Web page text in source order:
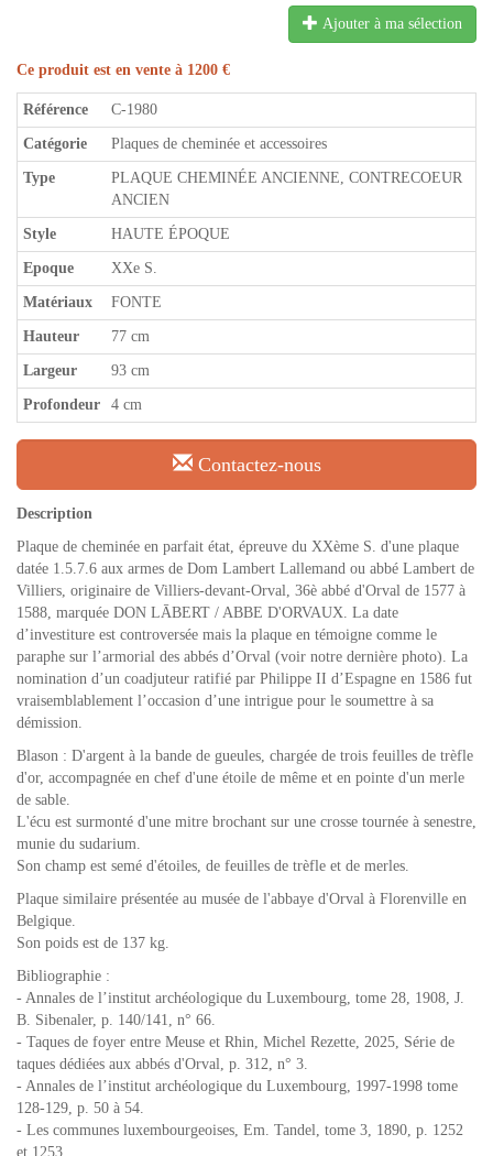
Ajouter à ma sélection
Ce produit est en vente à 1200 €
Référence C-1980
Catégorie Plaques de cheminée et accessoires
Type
PLAQUE CHEMINÉE ANCIENNE, CONTRECOEUR
ANCIEN
Style HAUTE ÉPOQUE
Epoque XXe S.
Matériaux FONTE
Hauteur 77 cm
Largeur 93 cm
Profondeur 4 cm
Contactez-nous
Description
Plaque de cheminée en parfait état, épreuve du XXème S. d'une plaque
datée 1.5.7.6 aux armes de Dom Lambert Lallemand ou abbé Lambert de
Villiers, originaire de Villiers-devant-Orval, 36è abbé d'Orval de 1577 à
1588, marquée DON LĀBERT / ABBE D'ORVAUX. La date
d’investiture est controversée mais la plaque en témoigne comme le
paraphe sur l’armorial des abbés d’Orval (voir notre dernière photo). La
nomination d’un coadjuteur ratifié par Philippe II d’Espagne en 1586 fut
vraisemblablement l’occasion d’une intrigue pour le soumettre à sa
démission.
Blason : D'argent à la bande de gueules, chargée de trois feuilles de trèfle
d'or, accompagnée en chef d'une étoile de même et en pointe d'un merle
de sable.
L'écu est surmonté d'une mitre brochant sur une crosse tournée à senestre,
munie du sudarium.
Son champ est semé d'étoiles, de feuilles de trèfle et de merles.
Plaque similaire présentée au musée de l'abbaye d'Orval à Florenville en
Belgique.
Son poids est de 137 kg.
Bibliographie :
- Annales de l’institut archéologique du Luxembourg, tome 28, 1908, J.
B. Sibenaler, p. 140/141, n° 66.
- Taques de foyer entre Meuse et Rhin, Michel Rezette, 2025, Série de
taques dédiées aux abbés d'Orval, p. 312, n° 3.
- Annales de l’institut archéologique du Luxembourg, 1997-1998 tome
128-129, p. 50 à 54.
- Les communes luxembourgeoises, Em. Tandel, tome 3, 1890, p. 1252
et 1253.